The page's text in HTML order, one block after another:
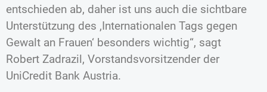
entschieden ab, daher ist uns auch die sichtbare
Unterstützung des ‚Internationalen Tags gegen
Gewalt an Frauen‘ besonders wichtig“, sagt
Robert Zadrazil, Vorstandsvorsitzender der
UniCredit Bank Austria.